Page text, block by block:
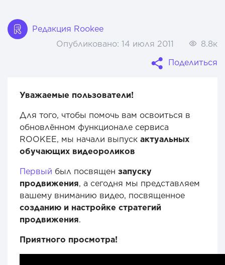
Редакция Rookee
Опубликовано: 14 июля 2011
8.8к
Поделиться
Уважаемые пользователи!
Для того, чтобы помочь вам освоиться в
обновлённом функционале сервиса
ROOKEE, мы начали выпуск актуальных
обучающих видеороликов
Первый был посвящен запуску
продвижения, а сегодня мы представляем
вашему вниманию видео, посвященное
созданию и настройке стратегий
продвижения.
Приятного просмотра!